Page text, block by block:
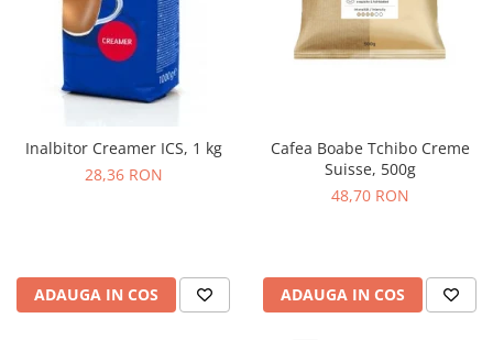
Inalbitor Creamer ICS, 1 kg
28,36 RON
ADAUGA IN COS
Cafea Boabe Tchibo Creme
Suisse, 500g
48,70 RON
ADAUGA IN COS